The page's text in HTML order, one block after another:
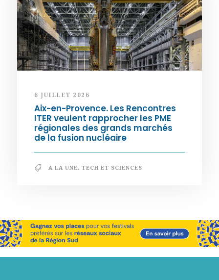
6 JUILLET 2026
Aix-en-Provence. Les Rencontres
ITER veulent rapprocher les PME
régionales des grands marchés
de la fusion nucléaire
A LA UNE, TECH ET SCIENCES